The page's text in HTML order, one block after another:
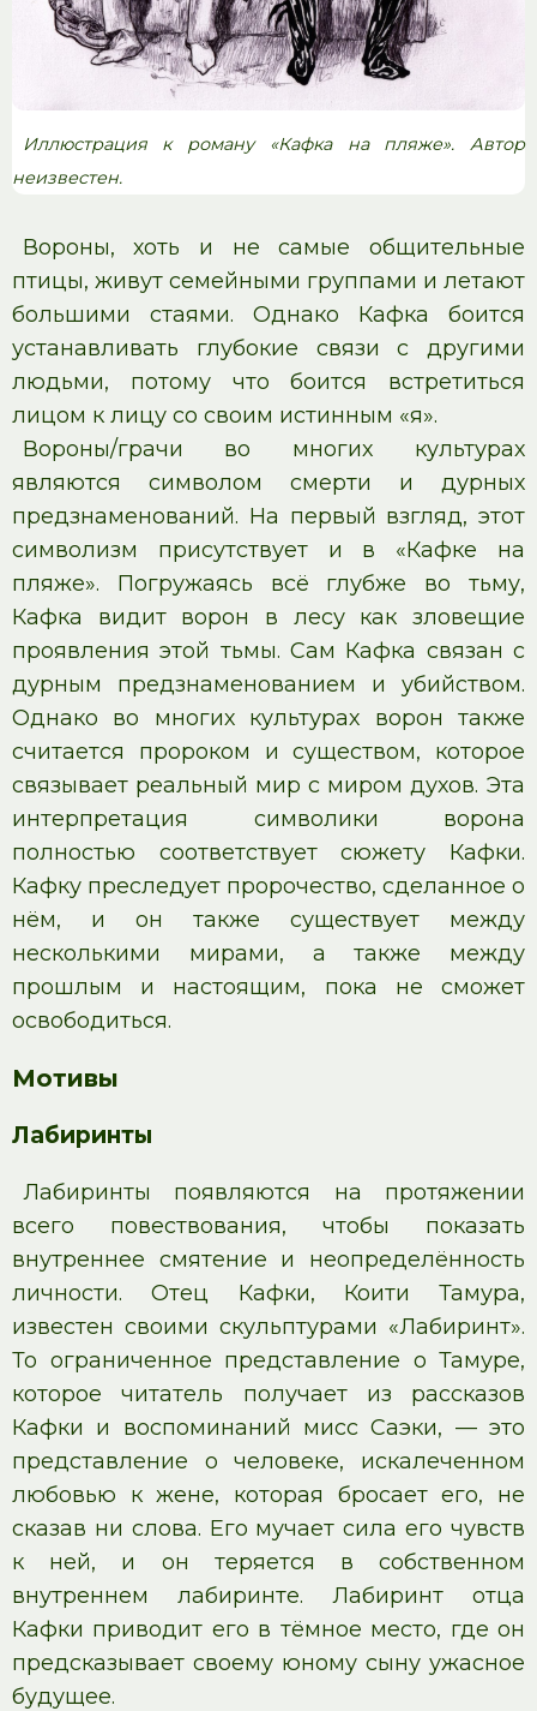
Иллюстрация к роману «Кафка на пляже». Автор
неизвестен.
Вороны, хоть и не самые общительные
птицы, живут семейными группами и летают
большими стаями. Однако Кафка боится
устанавливать глубокие связи с другими
людьми, потому что боится встретиться
лицом к лицу со своим истинным «я».
Вороны/грачи во многих культурах
являются символом смерти и дурных
предзнаменований. На первый взгляд, этот
символизм присутствует и в «Кафке на
пляже». Погружаясь всё глубже во тьму,
Кафка видит ворон в лесу как зловещие
проявления этой тьмы. Сам Кафка связан с
дурным предзнаменованием и убийством.
Однако во многих культурах ворон также
считается пророком и существом, которое
связывает реальный мир с миром духов. Эта
интерпретация символики ворона
полностью соответствует сюжету Кафки.
Кафку преследует пророчество, сделанное о
нём, и он также существует между
несколькими мирами, а также между
прошлым и настоящим, пока не сможет
освободиться.
Мотивы
Лабиринты
Лабиринты появляются на протяжении
всего повествования, чтобы показать
внутреннее смятение и неопределённость
личности. Отец Кафки, Коити Тамура,
известен своими скульптурами «Лабиринт».
То ограниченное представление о Тамуре,
которое читатель получает из рассказов
Кафки и воспоминаний мисс Саэки, — это
представление о человеке, искалеченном
любовью к жене, которая бросает его, не
сказав ни слова. Его мучает сила его чувств
к ней, и он теряется в собственном
внутреннем лабиринте. Лабиринт отца
Кафки приводит его в тёмное место, где он
предсказывает своему юному сыну ужасное
будущее.